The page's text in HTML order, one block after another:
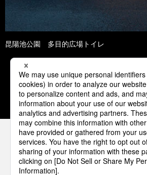
昆陽池公園 多目的広場トイレ
1 2 3 4
パナソニックの電気設備 SNS